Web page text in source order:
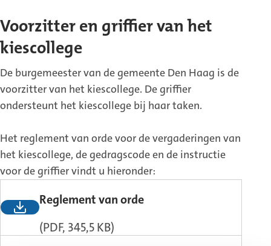
Voorzitter en griffier van het
kiescollege
De burgemeester van de gemeente Den Haag is de
voorzitter van het kiescollege. De griffier
ondersteunt het kiescollege bij haar taken.
Het reglement van orde voor de vergaderingen van
het kiescollege, de gedragscode en de instructie
voor de griffier vindt u hieronder:
Reglement van orde
(PDF, 345,5 KB)